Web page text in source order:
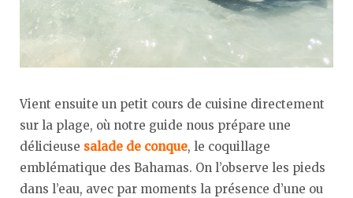
Vient ensuite un petit cours de cuisine directement
sur la plage, où notre guide nous prépare une
délicieuse salade de conque, le coquillage
emblématique des Bahamas. On l’observe les pieds
dans l’eau, avec par moments la présence d’une ou